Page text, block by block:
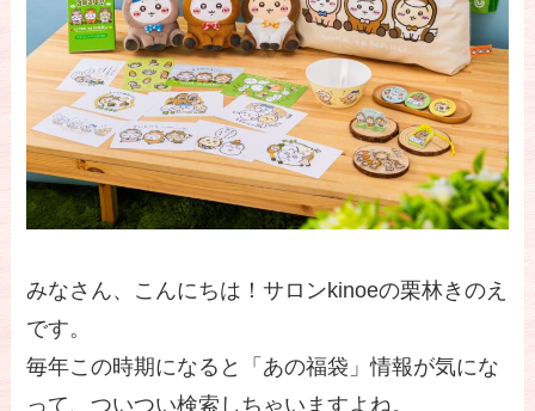
みなさん、こんにちは！サロンkinoeの栗林きのえ
です。
毎年この時期になると「あの福袋」情報が気にな
って、ついつい検索しちゃいますよね。